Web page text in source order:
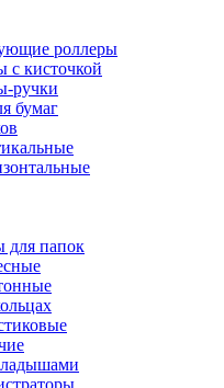
роллеры
с кисточкой
ручки
бумаг
для папок